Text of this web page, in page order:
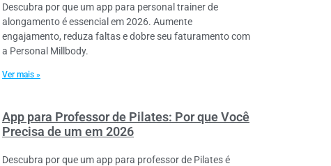
Descubra por que um app para personal trainer de
alongamento é essencial em 2026. Aumente
engajamento, reduza faltas e dobre seu faturamento com
a Personal Millbody.
Ver mais »
App para Professor de Pilates: Por que Você
Precisa de um em 2026
Descubra por que um app para professor de Pilates é